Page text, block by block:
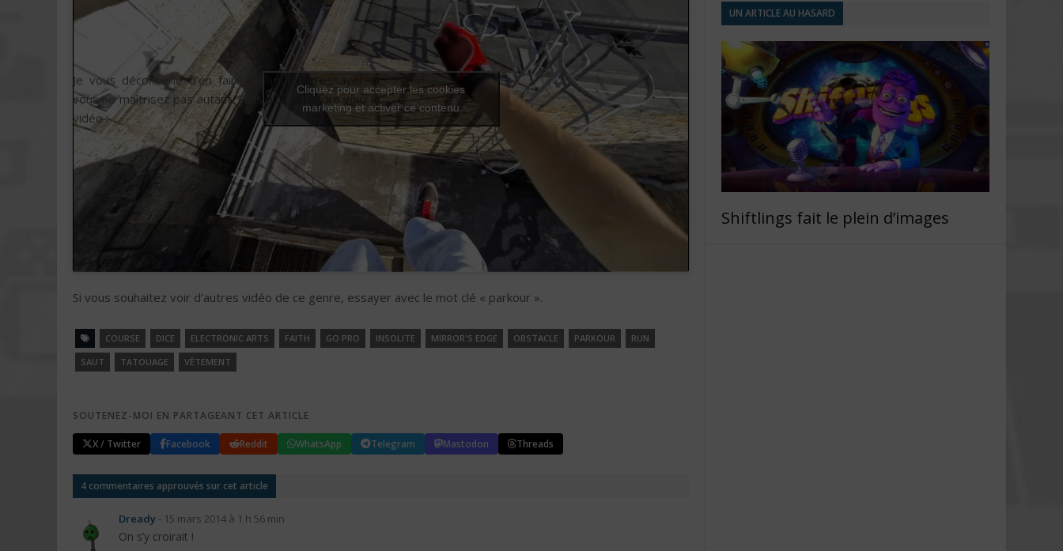
Je vous déconseille d’en faire autant ou d’essayer si
vous ne maîtrisez pas autant. Sans plus attendre voici la
vidéo :
Cliquez pour accepter les cookies
marketing et activer ce contenu
Si vous souhaitez voir d’autres vidéo de ce genre, essayer avec le mot clé « parkour ».
COURSE DICE ELECTRONIC ARTS FAITH GO PRO INSOLITE MIRROR'S EDGE OBSTACLE PARKOUR
RUN
SAUT
TATOUAGE VÊTEMENT
SOUTENEZ-MOI EN PARTAGEANT CET ARTICLE
X / Twitter Facebook Reddit WhatsApp Telegram Mastodon Threads
4 commentaires approuvés sur cet article
Dready - 15 mars 2014 à 1 h 56 min
On s’y croirait !
UN ARTICLE AU HASARD
Shiftlings fait le plein d’images